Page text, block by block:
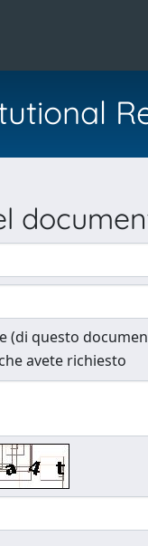
(di questo
avete richiesto